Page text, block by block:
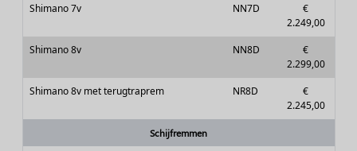
Shimano 7v NN7D
€
2.249,00
Shimano 8v
NN8D
€
2.299,00
Shimano 8v met terugtraprem
NR8D
€
2.245,00
Schijfremmen